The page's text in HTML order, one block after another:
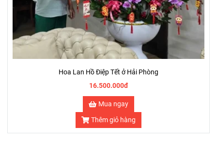
Hoa Lan Hồ Điệp Tết ở Hải Phòng
16.500.000đ
Mua ngay
Thêm giỏ hàng